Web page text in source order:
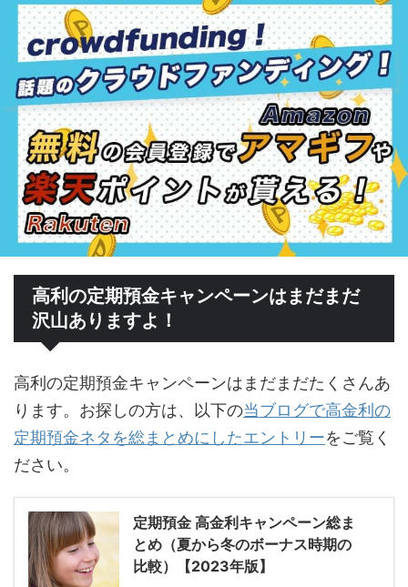
高利の定期預金キャンペーンはまだまだ
沢山ありますよ！
高利の定期預金キャンペーンはまだまだたくさんあ
ります。お探しの方は、以下の当ブログで高金利の
定期預金ネタを総まとめにしたエントリーをご覧く
ださい。
定期預金 高金利キャンペーン総ま
とめ（夏から冬のボーナス時期の
比較）【2023年版】